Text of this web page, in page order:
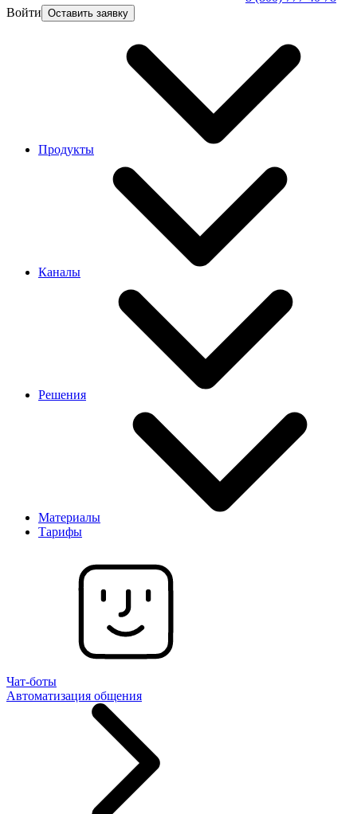
Войти Оставить заявку
Продукты
Каналы
Решения
Материалы
Тарифы
Чат-боты
Автоматизация общения